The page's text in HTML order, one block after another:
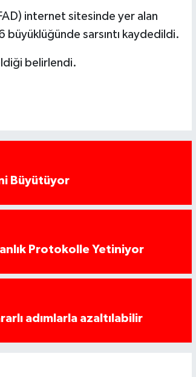
internet sitesinde yer alan
sarsıntı kaydedildi.
belirlendi.
Büyütüyor
Protokolle Yetiniyor
adımlarla azaltılabilir